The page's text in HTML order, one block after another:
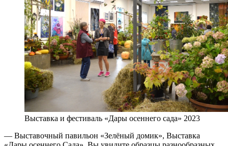
Выставка и фестиваль «Дары осеннего сада» 2023
— Выставочный павильон «Зелёный домик», Выставка